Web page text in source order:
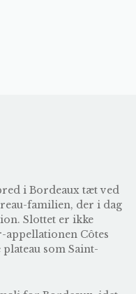
i Bordeaux tæt ved
familien, der i dag
Slottet er ikke
appellationen Côtes
som Saint-